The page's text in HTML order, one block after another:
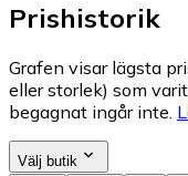
Prishistorik
Grafen visar lägsta
eller storlek) som
begagnat ingår inte.
Välj butik